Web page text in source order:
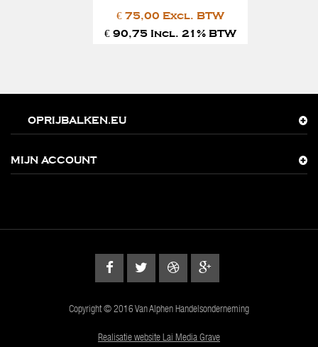
€ 75,00 Excl. BTW
€ 90,75 Incl. 21% BTW
OPRIJBALKEN.EU
MIJN ACCOUNT
Copyright © 2016 Van Alphen Handelsonderneming
Realisatie website Lai Media Grave